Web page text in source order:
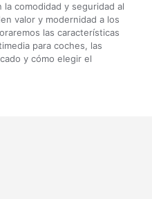
comodidad y seguridad al
valor y modernidad a los
las características
para coches, las
y cómo elegir el